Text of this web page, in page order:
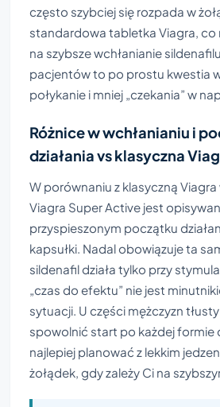
często szybciej się rozpada w
standardowa tabletka Viagra, co
na szybsze wchłanianie
pacjentów to po prostu kwestia
połykanie i mniej „czekania” w
Różnice w wchłanianiu i
działania vs klasyczna
W porównaniu z klasyczną
Viagra Super Active jest
przyspieszonym początku
kapsułki. Nadal obowiązuje ta
sildenafil działa tylko przy
„czas do efektu” nie jest
sytuacji. U części mężczyzn
spowolnić start po każdej formie
najlepiej planować z lekkim
żołądek, gdy zależy Ci na